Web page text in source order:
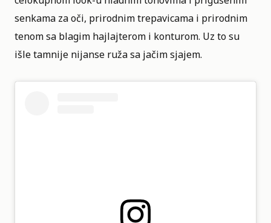
senkama za oči, prirodnim trepavicama i prirodnim
tenom sa blagim hajlajterom i konturom. Uz to su
išle tamnije nijanse ruža sa jačim sjajem.